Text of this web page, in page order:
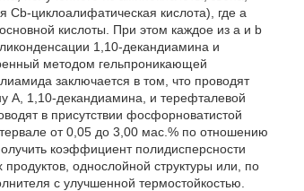
циклоалифатическая кислота), где а
кислоты. При этом каждое из а и b
1,10-декандиамина и
методом гельпроникающей
заключается в том, что проводят
А, 1,10-декандиамина, и терефталевой
в присутствии фосфорноватистой
от 0,05 до 3,00 мас.% по отношению
коэффициент полидисперсности
однослойной структуры или, по
с улучшенной термостойкостью.